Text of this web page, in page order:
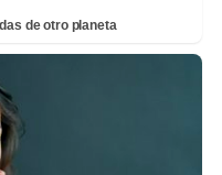
de otro planeta